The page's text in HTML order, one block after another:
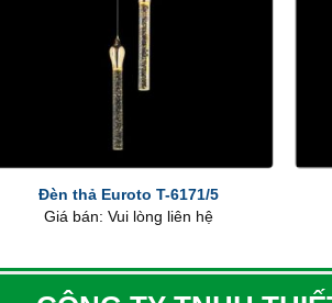
Đèn thả Euroto T-6171/5
Giá bán: Vui lòng liên hệ